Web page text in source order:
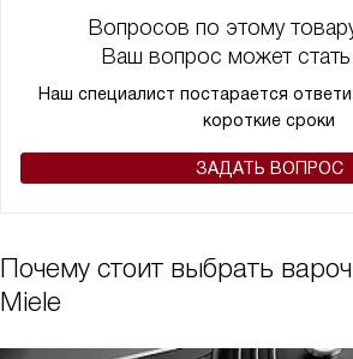
Вопросов по этому
Ваш вопрос может
Наш специалист постарается
короткие сроки
ЗАДАТЬ ВОПРОС
Почему стоит выбрать
Miele